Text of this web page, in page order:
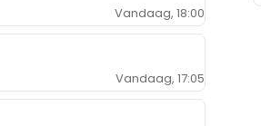
Vandaag, 18:00
Vandaag, 17:05